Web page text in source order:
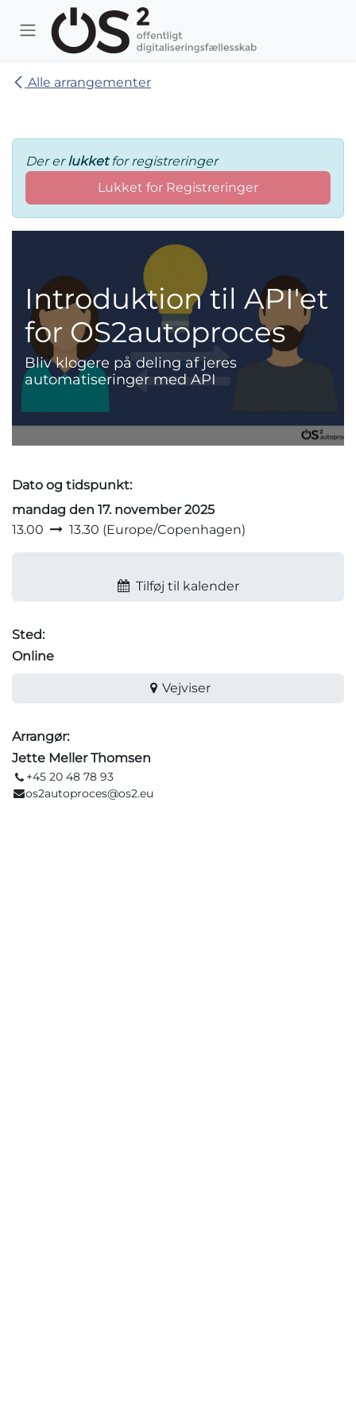
Skip to Content
Alle arrangementer
Der erlukketfor registreringer
Lukket for Registreringer
Introduktion til API'et
for OS2autoproces
Bliv klogere på deling af jeres
automatiseringer med API
Dato og tidspunkt:
mandag den 17. november 2025
13.00
13.30 (Europe/Copenhagen)
Tilføj til kalender
Sted:
Online
Vejviser
Arrangør:
Jette Meller Thomsen
+45 20 48 78 93
os2autoproces@os2.eu